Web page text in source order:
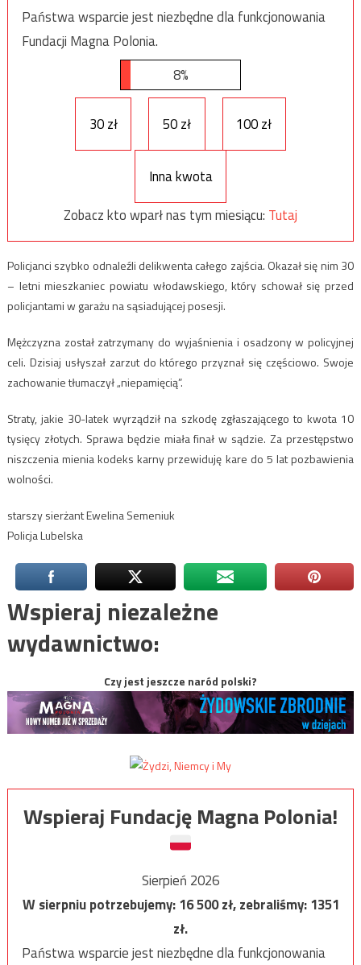
Państwa wsparcie jest niezbędne dla funkcjonowania
Fundacji Magna Polonia.
8%
30 zł 50 zł 100 zł
Inna kwota
Zobacz kto wparł nas tym miesiącu: Tutaj
Policjanci szybko odnaleźli delikwenta całego zajścia. Okazał się nim 30
– letni mieszkaniec powiatu włodawskiego, który schował się przed
policjantami w garażu na sąsiadującej posesji.
Mężczyzna został zatrzymany do wyjaśnienia i osadzony w policyjnej
celi. Dzisiaj usłyszał zarzut do którego przyznał się częściowo. Swoje
zachowanie tłumaczył „niepamięcią”.
Straty, jakie 30-latek wyrządził na szkodę zgłaszającego to kwota 10
tysięcy złotych. Sprawa będzie miała finał w sądzie. Za przestępstwo
niszczenia mienia kodeks karny przewiduję kare do 5 lat pozbawienia
wolności.
starszy sierżant Ewelina Semeniuk
Policja Lubelska
Wspieraj niezależne
wydawnictwo:
Czy jest jeszcze naród polski?
Wspieraj Fundację Magna Polonia!
Sierpień 2026
W sierpniu potrzebujemy:16 500zł, zebraliśmy:1351
zł.
Państwa wsparcie jest niezbędne dla funkcjonowania